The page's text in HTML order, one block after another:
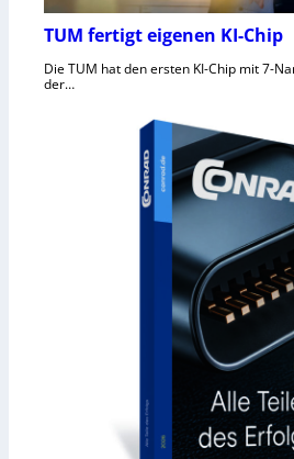
TUM fertigt eigenen KI-Chip
Die TUM hat den ersten KI-Chip mit 7-
der…